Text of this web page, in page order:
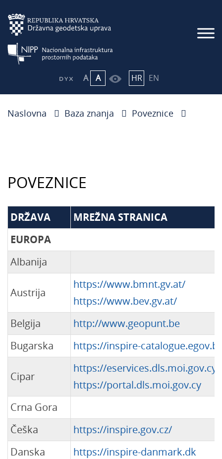
A A HR EN
Naslovna Baza znanja Poveznice
POVEZNICE
DRŽAVA
MREŽNA STRANICA
EUROPA
Albanija
Austrija
https://www.bmnt.gv.at/
https://www.bev.gv.at/
Belgija
http://www.geopunt.be
Bugarska
https://inspire-
Cipar
https://eservices.dls.moi.gov.cy/
https://portal.dls.moi.gov.cy
Crna Gora
Češka
https://inspire.gov.cz/
Danska
https://inspire-danmark.dk